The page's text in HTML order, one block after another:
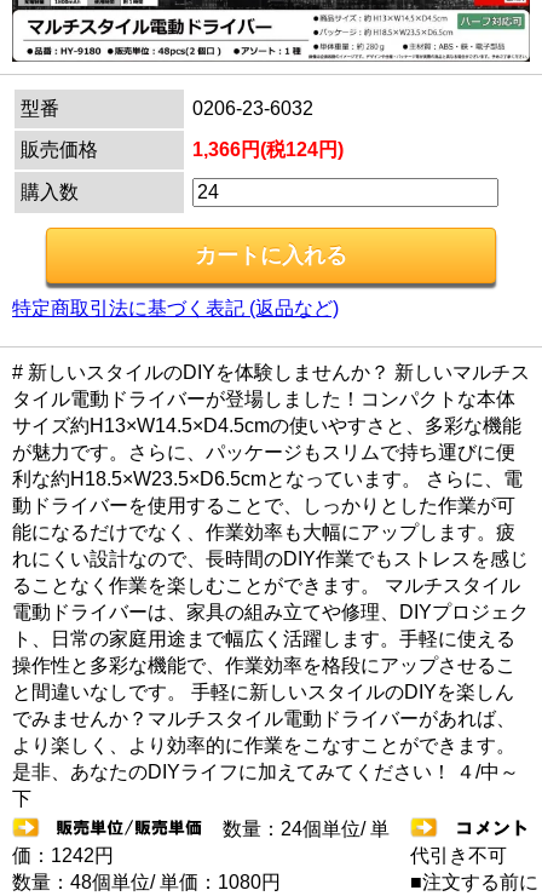
型番
0206-23-6032
販売価格
1,366円(税124円)
購入数
特定商取引法に基づく表記 (返品など)
# 新しいスタイルのDIYを体験しませんか？ 新しいマルチス
タイル電動ドライバーが登場しました！コンパクトな本体
サイズ約H13×W14.5×D4.5cmの使いやすさと、多彩な機能
が魅力です。さらに、パッケージもスリムで持ち運びに便
利な約H18.5×W23.5×D6.5cmとなっています。 さらに、電
動ドライバーを使用することで、しっかりとした作業が可
能になるだけでなく、作業効率も大幅にアップします。疲
れにくい設計なので、長時間のDIY作業でもストレスを感じ
ることなく作業を楽しむことができます。 マルチスタイル
電動ドライバーは、家具の組み立てや修理、DIYプロジェク
ト、日常の家庭用途まで幅広く活躍します。手軽に使える
操作性と多彩な機能で、作業効率を格段にアップさせるこ
と間違いなしです。 手軽に新しいスタイルのDIYを楽しん
でみませんか？マルチスタイル電動ドライバーがあれば、
より楽しく、より効率的に作業をこなすことができます。
是非、あなたのDIYライフに加えてみてください！ ４/中～
下
数量：24個単位/ 単
価：1242円
数量：48個単位/ 単価：1080円
代引き不可
■注文する前に